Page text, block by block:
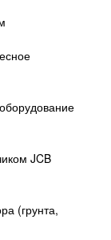
JCB
(грунта,